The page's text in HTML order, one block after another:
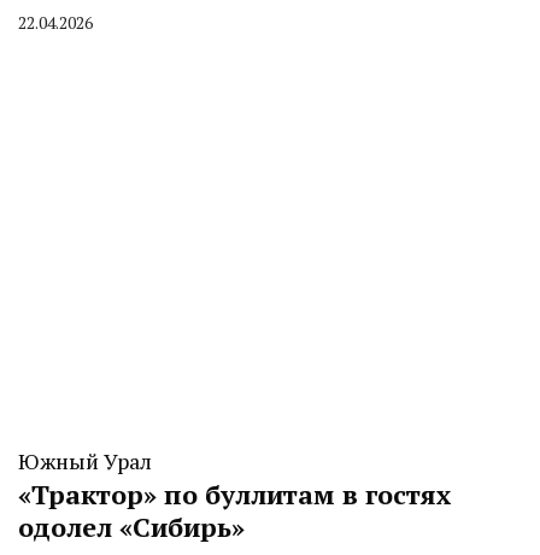
By
22.04.2026
Южный Урал
«Трактор» по буллитам в гостях
одолел «Сибирь»